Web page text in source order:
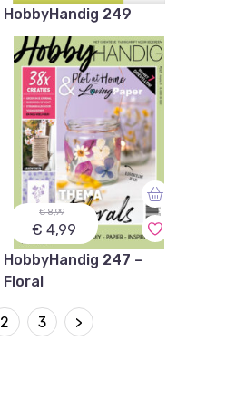
HobbyHandig 249
€ 8,99
€ 4,99
HobbyHandig 247 –
Floral
2 3 >